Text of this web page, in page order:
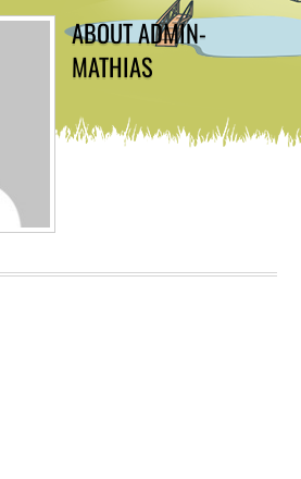
ABOUTADMIN-
MATHIAS